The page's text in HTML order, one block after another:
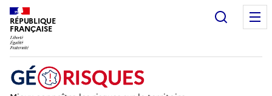
RÉPUBLIQUE
FRANÇAISE